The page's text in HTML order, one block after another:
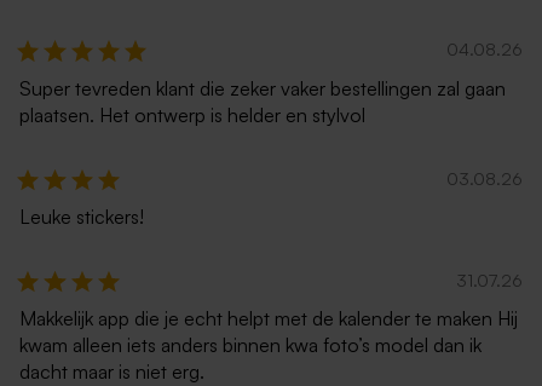
04.08.26
Super tevreden klant die zeker vaker bestellingen zal gaan
plaatsen. Het ontwerp is helder en stylvol
03.08.26
Leuke stickers!
31.07.26
Makkelijk app die je echt helpt met de kalender te maken Hij
kwam alleen iets anders binnen kwa foto’s model dan ik
dacht maar is niet erg.